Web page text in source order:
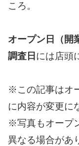
ころ。
オープン日（開
調査日 には店頭
※この記事はオ
に内容が変更に
※写真もオープ
異なる場合があ